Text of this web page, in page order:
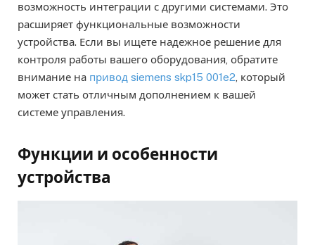
возможность интеграции с другими системами. Это
расширяет функциональные возможности
устройства. Если вы ищете надежное решение для
контроля работы вашего оборудования, обратите
внимание на привод siemens skp15 001e2 , который
может стать отличным дополнением к вашей
системе управления.
Функции и особенности
устройства